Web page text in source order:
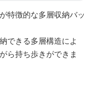
特徴的な多層収納バッ
できる多層構造によ
ら持ち歩きができま